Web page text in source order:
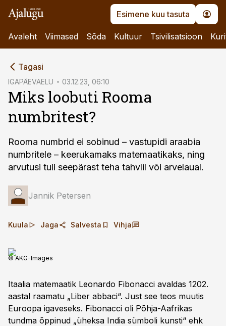
Esimene kuu tasuta
Avaleht Viimased Sõda Kultuur Tsivilisatsioon
Tagasi
IGAPÄEVAELU 03.12.23, 06:10
Miks loobuti Rooma
numbritest?
Rooma numbrid ei sobinud – vastupidi araabia
numbritele – keerukamaks matemaatikaks, ning
arvutusi tuli seepärast teha tahvlil või arvelaual.
Jannik Petersen
Kuula Jaga Salvesta Vihja
© AKG-Images
Itaalia matemaatik Leonardo Fibonacci avaldas 1202.
aastal raamatu „Liber abbaci“. Just see teos muutis
Euroopa igaveseks. Fibonacci oli Põhja-Aafrikas
tundma õppinud „üheksa India sümboli kunsti“ ehk